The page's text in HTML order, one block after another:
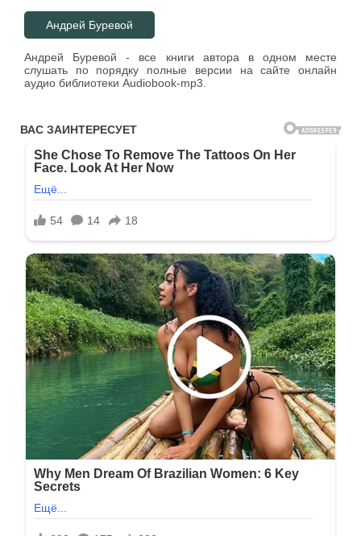
Андрей Буревой
Андрей Буревой - все книги автора в одном месте
слушать по порядку полные версии на сайте онлайн
аудио библиотеки Audiobook-mp3.